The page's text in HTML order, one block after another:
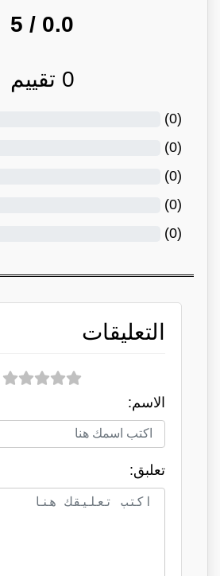
0.0
/ 5
0 تقييم
(
0
)
(
0
)
(
0
)
(
0
)
(
0
)
التعليقات
الاسم:
تعلبق: